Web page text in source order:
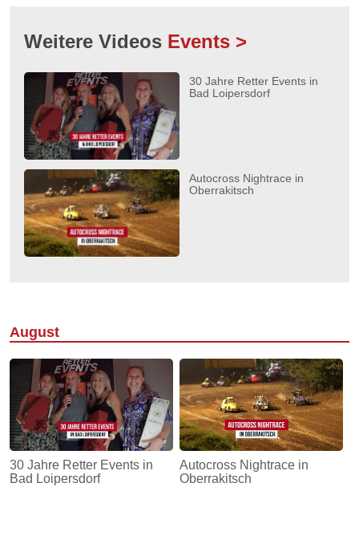
Weitere Videos Events >
30 Jahre Retter Events in
Bad Loipersdorf
Autocross Nightrace in
Oberrakitsch
August
30 Jahre Retter Events in
Bad Loipersdorf
Autocross Nightrace in
Oberrakitsch